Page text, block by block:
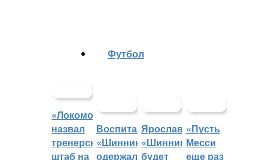
«Локомотив»
назвал
тренерский
штаб на
Футбол
Воспитанники
«Шинника»
одержали
Ярославский
«Шинник»
будет
«Пусть
Месси
еще раз